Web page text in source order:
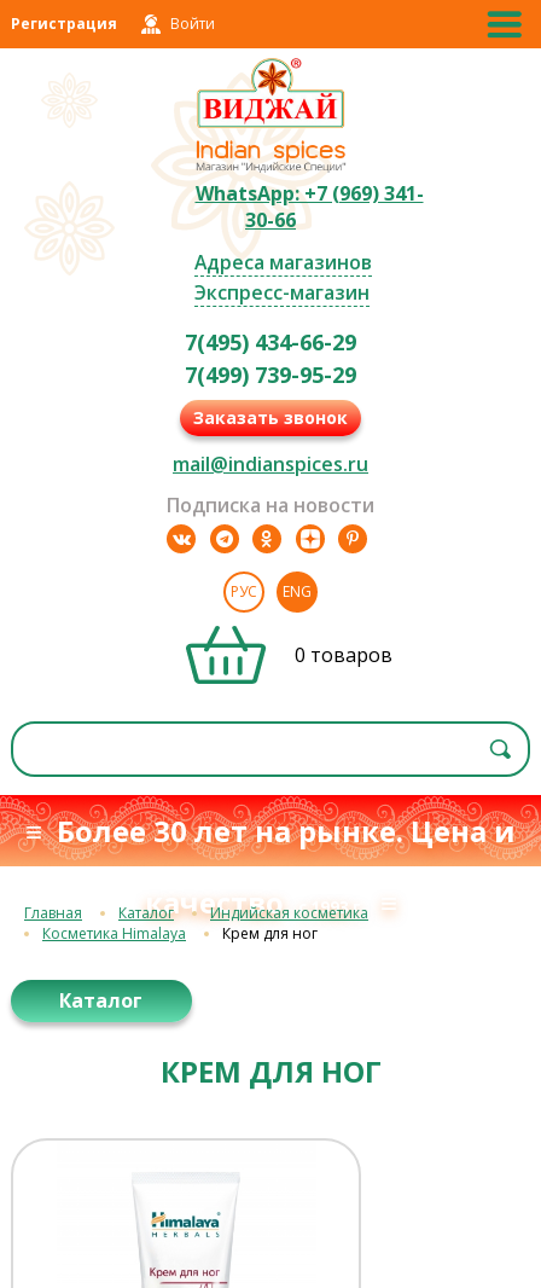
Регистрация Войти
WhatsApp: +7 (969) 341-
30-66
Адреса магазинов
Экспресс-магазин
7(495) 434-66-29
7(499) 739-95-29
Заказать звонок
mail@indianspices.ru
Подписка на новости
РУС ENG
0 товаров
≡ Более 30 лет на рынке. Цена и
качествос 1993 г.≡
Главная Каталог
Индийская косметика
Косметика Himalaya
Крем для ног
Каталог
КРЕМ ДЛЯ НОГ